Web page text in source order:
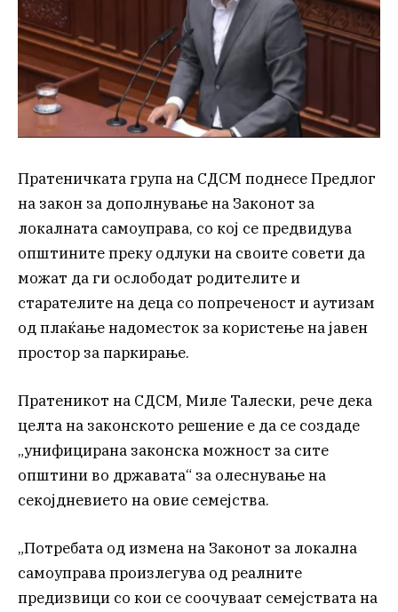
Пратеничката група на СДСМ поднесе Предлог
на закон за дополнување на Законот за
локалната самоуправа, со кој се предвидува
општините преку одлуки на своите совети да
можат да ги ослободат родителите и
старателите на деца со попреченост и аутизам
од плаќање надоместок за користење на јавен
простор за паркирање.
Пратеникот на СДСМ, Миле Талески, рече дека
целта на законското решение е да се создаде
„унифицирана законска можност за сите
општини во државата“ за олеснување на
секојдневието на овие семејства.
„Потребата од измена на Законот за локална
самоуправа произлегува од реалните
предизвици со кои се соочуваат семејствата на